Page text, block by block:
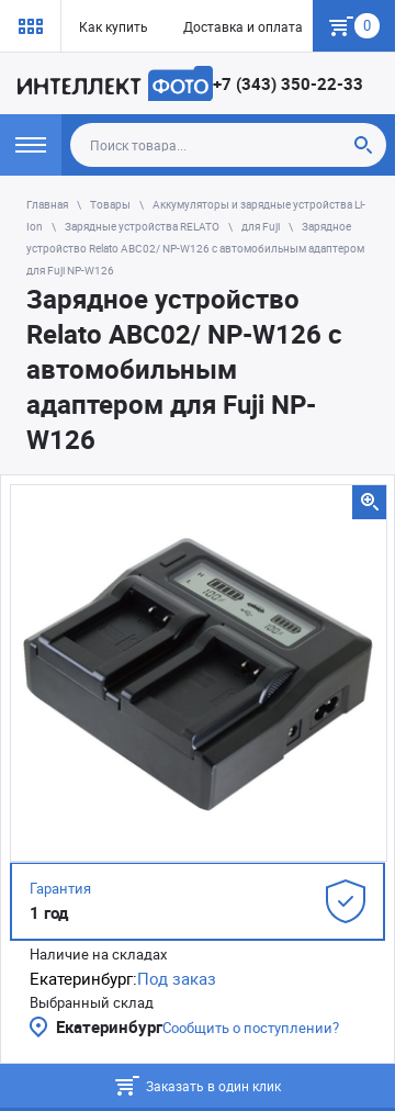
Как купить Доставка и оплата Гарантия
0
+7 (343) 350-22-33
Главная Товары
Аккумуляторы и зарядные устройства Li-
Ion
Зарядные устройства RELATO для Fuji
Зарядное
устройство Relato ABC02/ NP-W126 с автомобильным адаптером
для Fuji NP-W126
Зарядное устройство
Relato ABC02/ NP-W126 с
автомобильным
адаптером для Fuji NP-
W126
Гарантия
1 год
Наличие на складах
Екатеринбург:Под заказ
Выбранный склад
ЕкатеринбургСообщить о поступлении?
Заказать в один клик